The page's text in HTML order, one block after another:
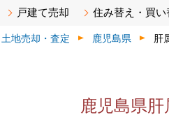
戸建て売却 住み替え・買い
土地売却・査定 鹿児島県 肝
鹿児島県